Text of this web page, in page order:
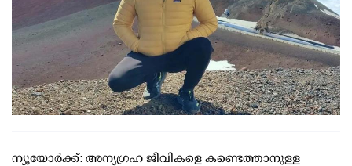
ന്യൂയോര്‍ക്ക്: അന്യഗ്രഹ ജീവികളെ കണ്ടെത്താനുള്ള